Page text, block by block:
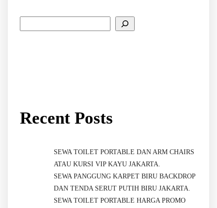
Recent Posts
SEWA TOILET PORTABLE DAN ARM CHAIRS
ATAU KURSI VIP KAYU JAKARTA.
SEWA PANGGUNG KARPET BIRU BACKDROP
DAN TENDA SERUT PUTIH BIRU JAKARTA.
SEWA TOILET PORTABLE HARGA PROMO